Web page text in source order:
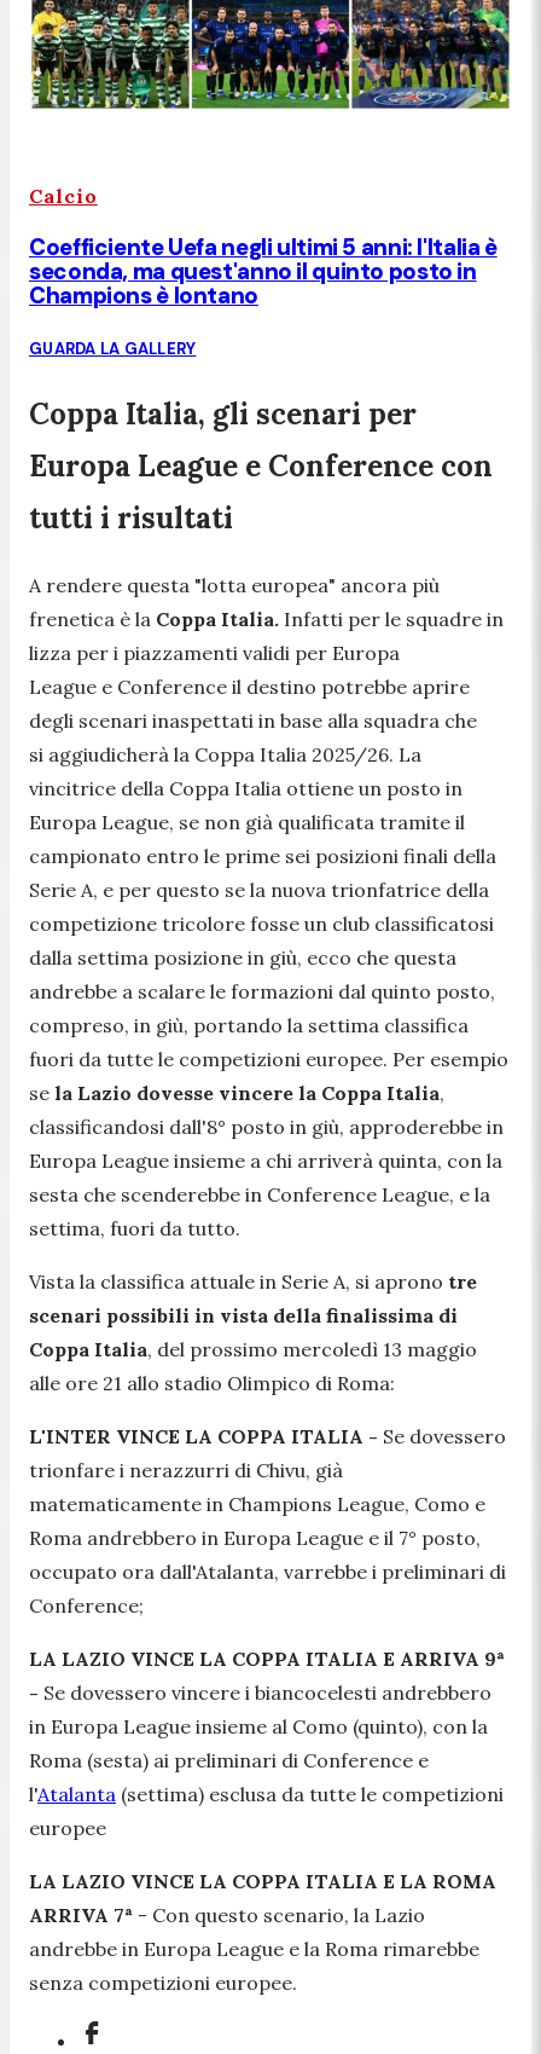
Calcio
Coefficiente Uefa negli ultimi 5 anni: l'Italia è
seconda, ma quest'anno il quinto posto in
Champions è lontano
GUARDA LA GALLERY
Coppa Italia, gli scenari per
Europa League e Conference con
tutti i risultati
A rendere questa "lotta europea" ancora più
frenetica è la Coppa Italia. Infatti per le squadre in
lizza per i piazzamenti validi per Europa
League e Conference il destino potrebbe aprire
degli scenari inaspettati in base alla squadra che
si aggiudicherà la Coppa Italia 2025/26. La
vincitrice della Coppa Italia ottiene un posto in
Europa League, se non già qualificata tramite il
campionato entro le prime sei posizioni finali della
Serie A, e per questo se la nuova trionfatrice della
competizione tricolore fosse un club classificatosi
dalla settima posizione in giù, ecco che questa
andrebbe a scalare le formazioni dal quinto posto,
compreso, in giù, portando la settima classifica
fuori da tutte le competizioni europee. Per esempio
se la Lazio dovesse vincere la Coppa Italia,
classificandosi dall'8° posto in giù, approderebbe in
Europa League insieme a chi arriverà quinta, con la
sesta che scenderebbe in Conference League, e la
settima, fuori da tutto.
Vista la classifica attuale in Serie A, si aprono tre
scenari possibili in vista della finalissima di
Coppa Italia, del prossimo mercoledì 13 maggio
alle ore 21 allo stadio Olimpico di Roma:
L'INTER VINCE LA COPPA ITALIA - Se dovessero
trionfare i nerazzurri di Chivu, già
matematicamente in Champions League, Como e
Roma andrebbero in Europa League e il 7° posto,
occupato ora dall'Atalanta, varrebbe i preliminari di
Conference;
LA LAZIO VINCE LA COPPA ITALIA E ARRIVA 9ª
- Se dovessero vincere i biancocelesti andrebbero
in Europa League insieme al Como (quinto), con la
Roma (sesta) ai preliminari di Conference e
l'Atalanta (settima) esclusa da tutte le competizioni
europee
LA LAZIO VINCE LA COPPA ITALIA E LA ROMA
ARRIVA 7ª - Con questo scenario, la Lazio
andrebbe in Europa League e la Roma rimarebbe
senza competizioni europee.